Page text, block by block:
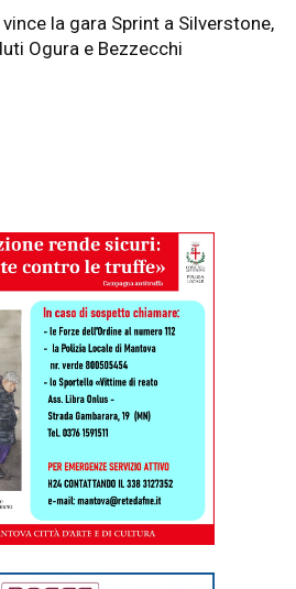
la gara Sprint a Silverstone,
Ogura e Bezzecchi